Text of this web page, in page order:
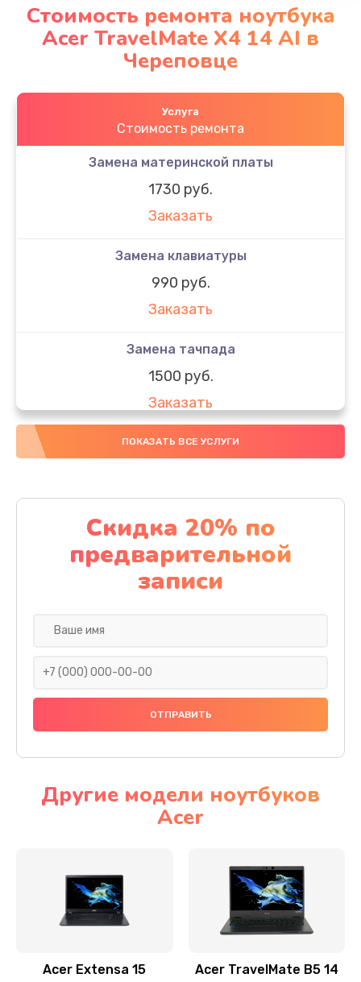
Стоимость ремонта ноутбука
Acer TravelMate X4 14 AI в
Череповце
Услуга
Стоимость ремонта
Замена материнской платы
1730 руб.
Заказать
Замена клавиатуры
990 руб.
Заказать
Замена тачпада
1500 руб.
Заказать
Замена южного моста
Заказать
Чистка от пыли
1060 руб.
Заказать
Ремонт подсветки
Настройка BIOS
Замена видеочипа
Заказать
ПОКАЗАТЬ ВСЕ УСЛУГИ
Скидка 20% по
предварительной
записи
Другие модели ноутбуков
Acer
Acer Extensa 15 Acer TravelMate B5 14